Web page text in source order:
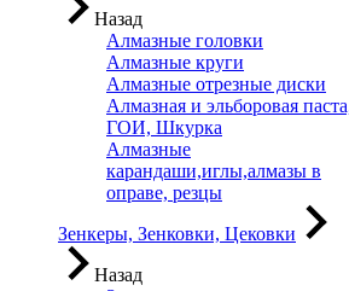
Назад
Алмазные головки
Алмазные круги
Алмазные отрезные диски
Алмазная и эльборовая
ГОИ, Шкурка
Алмазные
карандаши,иглы,алмазы в
оправе, резцы
Зенкеры, Зенковки, Цековки
Назад